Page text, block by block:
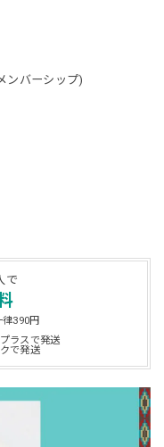
バーシップ)
で
390円
ラスで発送
で発送